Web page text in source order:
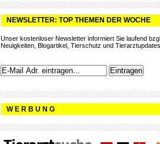
NEWSLETTER: TOP THEMEN DER WOCHE
Unser kostenloser Newsletter informiert Sie laufend
Neuigkeiten, Blogartikel, Tierschutz und
W E R B U N G